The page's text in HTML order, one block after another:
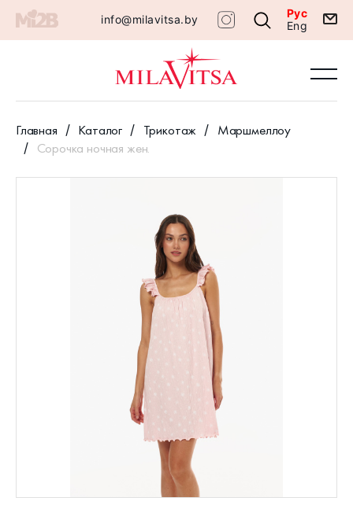
info@milavitsa.by
Рус
Eng
Главная Каталог Трикотаж
Маршмеллоу
Сорочка ночная жен.